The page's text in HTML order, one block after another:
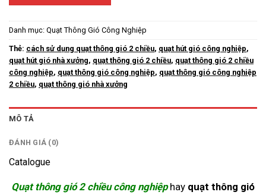
Danh mục: Quạt Thông Gió Công Nghiệp
Thẻ: cách sử dụng quạt thông gió 2 chiều, quạt hút gió công nghiệp,
quạt hút gió nhà xưởng, quạt thông gió 2 chiều, quạt thông gió 2 chiều
công nghiệp, quạt thông gió công nghiệp, quạt thông gió công nghiệp
2 chiều, quạt thông gió nhà xưởng
MÔ TẢ
ĐÁNH GIÁ (0)
Catalogue
Quạt thông gió 2 chiều công nghiệphay quạt thông gió